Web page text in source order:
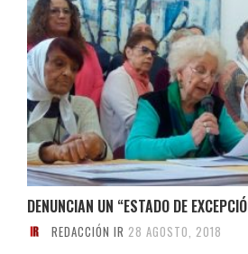
DENUNCIAN UN “ESTADO DE
REDACCIÓN IR 28 AGOSTO, 2018